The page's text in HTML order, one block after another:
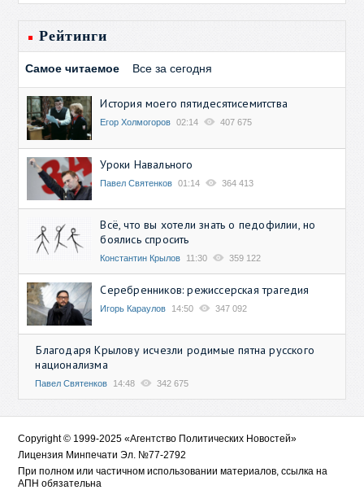
Рейтинги
Самое читаемое Все за сегодня
История моего пятидесятисемитства
Егор Холмогоров 02:14 407 675
Уроки Навального
Павел Святенков 01:14 364 413
Всё, что вы хотели знать о педофилии, но
боялись спросить
Константин Крылов 11:30 359 122
Серебренников: режиссерская трагедия
Игорь Караулов 14:50 347 092
Благодаря Крылову исчезли родимые пятна русского
национализма
Павел Святенков 14:48 342 675
Copyright © 1999-2025 «Агентство Политических Новостей»
Лицензия Минпечати Эл. №77-2792
При полном или частичном использовании материалов, ссылка на
АПН обязательна